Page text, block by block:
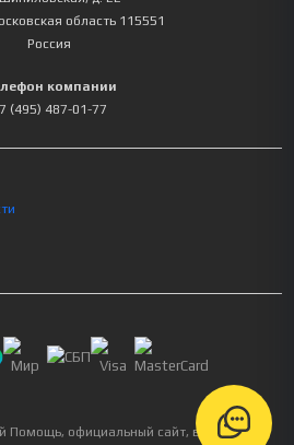
область 115551
Россия
компании
(495) 487-01-77
Помощь, официальный сайт, все права